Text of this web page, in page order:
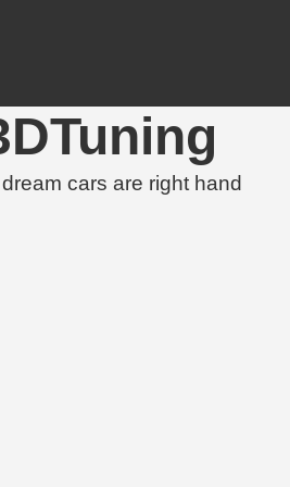
cars are right hand